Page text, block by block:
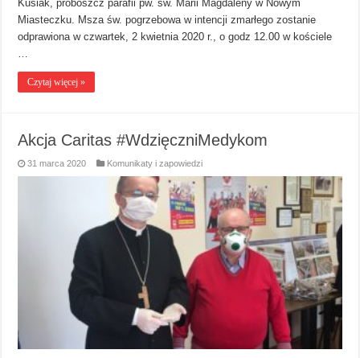
Kusiak, proboszcz parafii pw. św. Marii Magdaleny w Nowym
Miasteczku. Msza św. pogrzebowa w intencji zmarłego zostanie
odprawiona w czwartek, 2 kwietnia 2020 r., o godz 12.00 w kościele
Czytaj więcej »
Akcja Caritas #WdzięczniMedykom
31 marca 2020 Komunikaty i zapowiedzi